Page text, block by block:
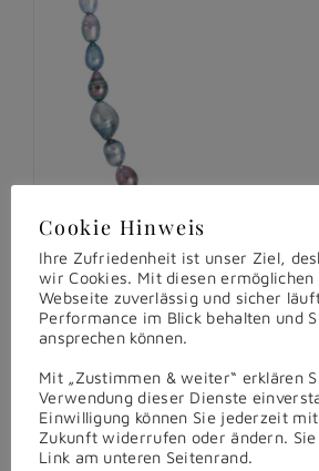
Tahiti Perlenkette &
€5.724,00 inkl. MwSt.
Cookie Hinweis
Ihre Zufriedenheit ist unser Ziel,
wir Cookies. Mit diesen
Webseite zuverlässig und sicher
Performance im Blick behalten und
ansprechen können.
Mit „Zustimmen & weiter“ erklären
Verwendung dieser Dienste
Einwilligung können Sie jederzeit
Zukunft widerrufen oder ändern.
Link am unteren Seitenrand.